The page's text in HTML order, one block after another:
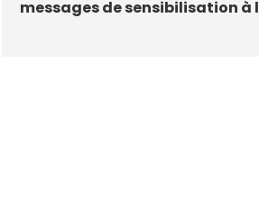
messages de sensibilisation à